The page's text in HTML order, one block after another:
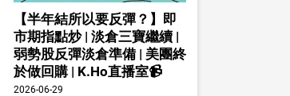
【半年結所以要反彈？】即
市期指點炒 | 淡倉三寶繼續 |
弱勢股反彈淡倉準備 | 美團終
於做回購 | K.Ho直播室📹
2026-06-29